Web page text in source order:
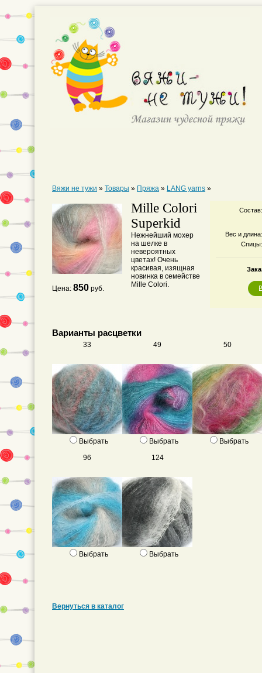
Вяжи не тужи » Товары » Пряжа » LANG yarns »
Цена: 850 руб.
Mille Colori
Superkid
Нежнейший мохер
на шелке в
невероятных
цветах! Очень
красивая, изящная
новинка в семействе
Mille Colori.
Состав:
Вес и длина:
Спицы:
Варианты расцветки
33
Выбрать
49
Выбрать
50
Выбрать
96
Выбрать
124
Выбрать
Вернуться в каталог